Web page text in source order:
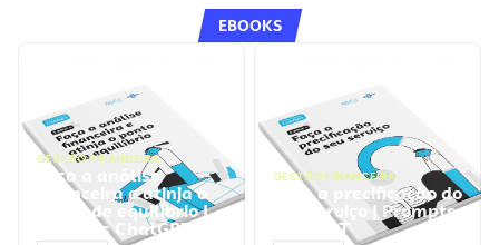
EBOOKS
GESTÃO FINANCEIRA
Faça a análise
financeira e atinja o
ponto de equilíbrio |
Prompts ChatGPT
GESTÃO FINANCEIRA
Faça a precificação do
seu serviço | Prompts
ChatGPT